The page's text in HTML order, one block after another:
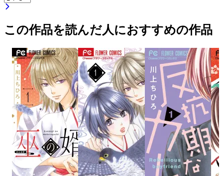
この作品を読んだ人におすすめの作品